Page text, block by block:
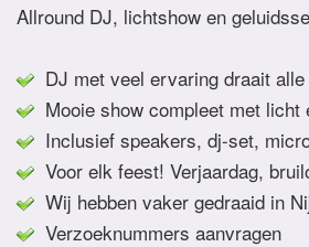
Allround DJ, lichtshow en
DJ met veel ervaring draait
Mooie show compleet met licht
Inclusief speakers, dj-set,
Voor elk feest! Verjaardag,
Wij hebben vaker gedraaid in
Verzoeknummers aanvragen